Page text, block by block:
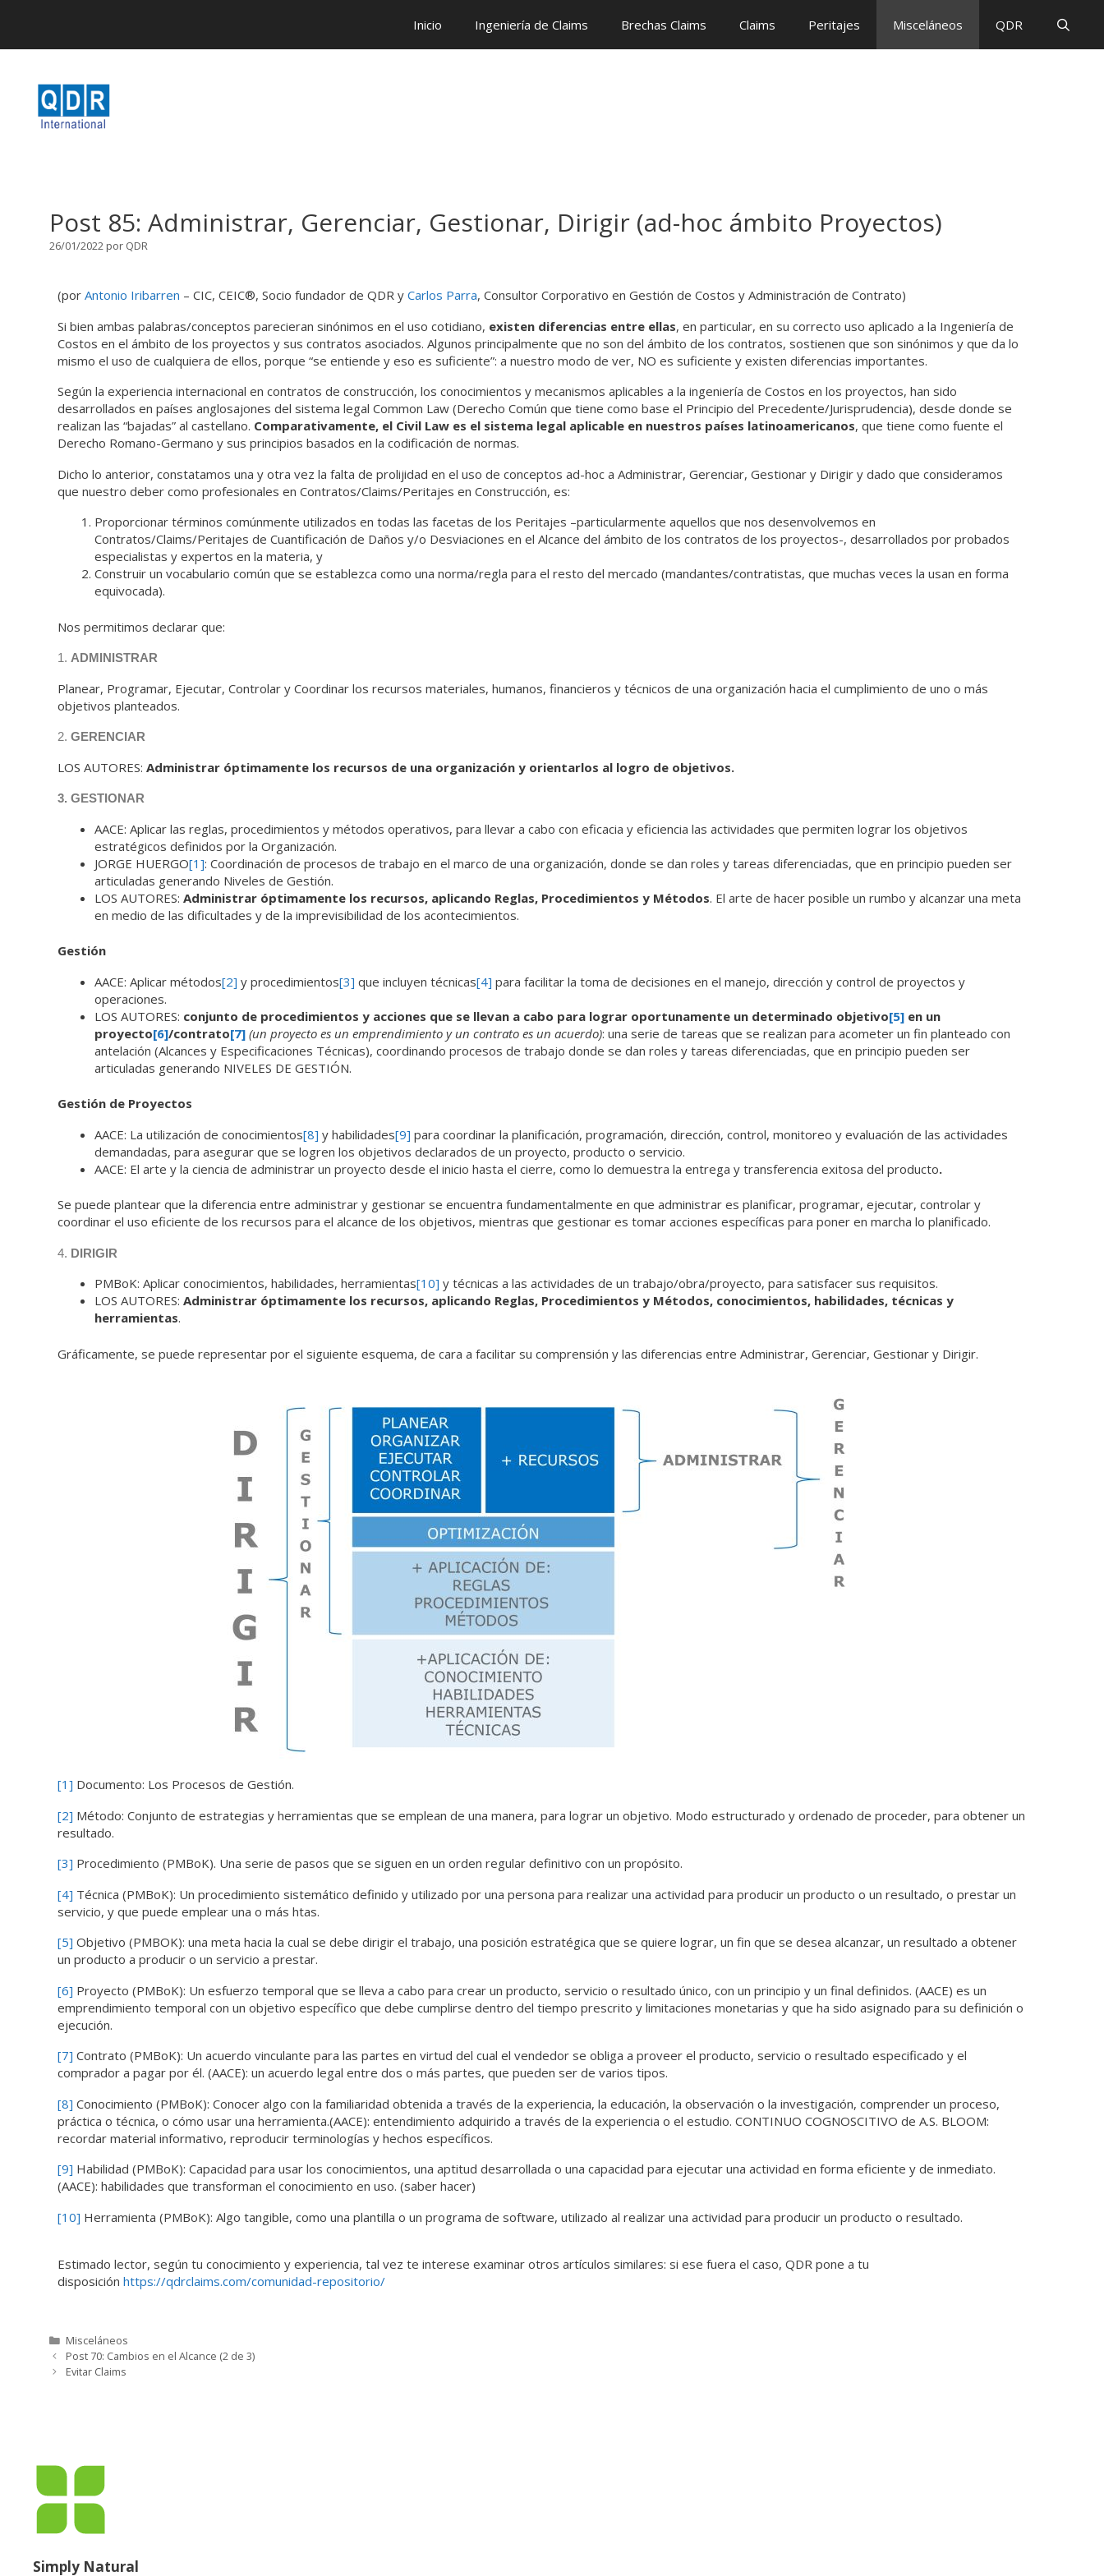
Inicio Ingeniería de Claims Brechas Claims Claims Peritajes Misceláneos QDR
Post 85: Administrar, Gerenciar, Gestionar, Dirigir (ad-hoc ámbito Proyectos)
26/01/2022 por QDR
(por Antonio Iribarren – CIC, CEIC®️, Socio fundador de QDR y Carlos Parra, Consultor Corporativo en Gestión de Costos y Administración de Contrato)
Si bien ambas palabras/conceptos parecieran sinónimos en el uso cotidiano, existen diferencias entre ellas, en particular, en su correcto uso aplicado a la Ingeniería de
Costos en el ámbito de los proyectos y sus contratos asociados. Algunos principalmente que no son del ámbito de los contratos, sostienen que son sinónimos y que da lo
mismo el uso de cualquiera de ellos, porque “se entiende y eso es suficiente”: a nuestro modo de ver, NO es suficiente y existen diferencias importantes.
Según la experiencia internacional en contratos de construcción, los conocimientos y mecanismos aplicables a la ingeniería de Costos en los proyectos, han sido
desarrollados en países anglosajones del sistema legal Common Law (Derecho Común que tiene como base el Principio del Precedente/Jurisprudencia), desde donde se
realizan las “bajadas” al castellano. Comparativamente, el Civil Law es el sistema legal aplicable en nuestros países latinoamericanos, que tiene como fuente el
Derecho Romano-Germano y sus principios basados en la codificación de normas.
Dicho lo anterior, constatamos una y otra vez la falta de prolijidad en el uso de conceptos ad-hoc a Administrar, Gerenciar, Gestionar y Dirigir y dado que consideramos
que nuestro deber como profesionales en Contratos/Claims/Peritajes en Construcción, es:
Proporcionar términos comúnmente utilizados en todas las facetas de los Peritajes –particularmente aquellos que nos desenvolvemos en
Contratos/Claims/Peritajes de Cuantificación de Daños y/o Desviaciones en el Alcance del ámbito de los contratos de los proyectos-, desarrollados por probados
especialistas y expertos en la materia, y
Construir un vocabulario común que se establezca como una norma/regla para el resto del mercado (mandantes/contratistas, que muchas veces la usan en forma
equivocada).
Nos permitimos declarar que:
1. ADMINISTRAR
Planear, Programar, Ejecutar, Controlar y Coordinar los recursos materiales, humanos, financieros y técnicos de una organización hacia el cumplimiento de uno o más
objetivos planteados.
2. GERENCIAR
LOS AUTORES: Administrar óptimamente los recursos de una organización y orientarlos al logro de objetivos.
3. GESTIONAR
AACE: Aplicar las reglas, procedimientos y métodos operativos, para llevar a cabo con eficacia y eficiencia las actividades que permiten lograr los objetivos
estratégicos definidos por la Organización.
JORGE HUERGO[1]: Coordinación de procesos de trabajo en el marco de una organización, donde se dan roles y tareas diferenciadas, que en principio pueden ser
articuladas generando Niveles de Gestión.
LOS AUTORES: Administrar óptimamente los recursos, aplicando Reglas, Procedimientos y Métodos. El arte de hacer posible un rumbo y alcanzar una meta
en medio de las dificultades y de la imprevisibilidad de los acontecimientos.
Gestión
AACE: Aplicar métodos[2] y procedimientos[3] que incluyen técnicas[4] para facilitar la toma de decisiones en el manejo, dirección y control de proyectos y
operaciones.
LOS AUTORES: conjunto de procedimientos y acciones que se llevan a cabo para lograr oportunamente un determinado objetivo[5]en un
proyecto[6]/contrato[7] (un proyecto es un emprendimiento y un contrato es un acuerdo): una serie de tareas que se realizan para acometer un fin planteado con
antelación (Alcances y Especificaciones Técnicas), coordinando procesos de trabajo donde se dan roles y tareas diferenciadas, que en principio pueden ser
articuladas generando NIVELES DE GESTIÓN.
Gestión de Proyectos
AACE: La utilización de conocimientos[8] y habilidades[9] para coordinar la planificación, programación, dirección, control, monitoreo y evaluación de las actividades
demandadas, para asegurar que se logren los objetivos declarados de un proyecto, producto o servicio.
AACE: El arte y la ciencia de administrar un proyecto desde el inicio hasta el cierre, como lo demuestra la entrega y transferencia exitosa del producto.
Se puede plantear que la diferencia entre administrar y gestionar se encuentra fundamentalmente en que administrar es planificar, programar, ejecutar, controlar y
coordinar el uso eficiente de los recursos para el alcance de los objetivos, mientras que gestionar es tomar acciones específicas para poner en marcha lo planificado.
4. DIRIGIR
PMBoK: Aplicar conocimientos, habilidades, herramientas[10] y técnicas a las actividades de un trabajo/obra/proyecto, para satisfacer sus requisitos.
LOS AUTORES: Administrar óptimamente los recursos, aplicando Reglas, Procedimientos y Métodos, conocimientos, habilidades, técnicas y
herramientas.
Gráficamente, se puede representar por el siguiente esquema, de cara a facilitar su comprensión y las diferencias entre Administrar, Gerenciar, Gestionar y Dirigir.
[1] Documento: Los Procesos de Gestión.
[2] Método: Conjunto de estrategias y herramientas que se emplean de una manera, para lograr un objetivo. Modo estructurado y ordenado de proceder, para obtener un
resultado.
[3] Procedimiento (PMBoK). Una serie de pasos que se siguen en un orden regular definitivo con un propósito.
[4] Técnica (PMBoK): Un procedimiento sistemático definido y utilizado por una persona para realizar una actividad para producir un producto o un resultado, o prestar un
servicio, y que puede emplear una o más htas.
[5] Objetivo (PMBOK): una meta hacia la cual se debe dirigir el trabajo, una posición estratégica que se quiere lograr, un fin que se desea alcanzar, un resultado a obtener
un producto a producir o un servicio a prestar.
[6] Proyecto (PMBoK): Un esfuerzo temporal que se lleva a cabo para crear un producto, servicio o resultado único, con un principio y un final definidos. (AACE) es un
emprendimiento temporal con un objetivo específico que debe cumplirse dentro del tiempo prescrito y limitaciones monetarias y que ha sido asignado para su definición o
ejecución.
[7] Contrato (PMBoK): Un acuerdo vinculante para las partes en virtud del cual el vendedor se obliga a proveer el producto, servicio o resultado especificado y el
comprador a pagar por él. (AACE): un acuerdo legal entre dos o más partes, que pueden ser de varios tipos.
[8] Conocimiento (PMBoK): Conocer algo con la familiaridad obtenida a través de la experiencia, la educación, la observación o la investigación, comprender un proceso,
práctica o técnica, o cómo usar una herramienta.(AACE): entendimiento adquirido a través de la experiencia o el estudio. CONTINUO COGNOSCITIVO de A.S. BLOOM:
recordar material informativo, reproducir terminologías y hechos específicos.
[9] Habilidad (PMBoK): Capacidad para usar los conocimientos, una aptitud desarrollada o una capacidad para ejecutar una actividad en forma eficiente y de inmediato.
(AACE): habilidades que transforman el conocimiento en uso. (saber hacer)
[10] Herramienta (PMBoK): Algo tangible, como una plantilla o un programa de software, utilizado al realizar una actividad para producir un producto o resultado.
Estimado lector, según tu conocimiento y experiencia, tal vez te interese examinar otros artículos similares: si ese fuera el caso, QDR pone a tu
disposición https://qdrclaims.com/comunidad-repositorio/
Misceláneos
Post 70: Cambios en el Alcance (2 de 3)
Evitar Claims
Simply Natural